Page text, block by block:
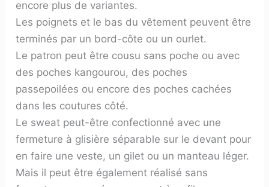
encore plus de variantes.
Les poignets et le bas du vêtement peuvent être
terminés par un bord-côte ou un ourlet.
Le patron peut être cousu sans poche ou avec
des poches kangourou, des poches
passepoilées ou encore des poches cachées
dans les coutures côté.
Le sweat peut-être confectionné avec une
fermeture à glisière séparable sur le devant pour
en faire une veste, un gilet ou un manteau léger.
Mais il peut être également réalisé sans